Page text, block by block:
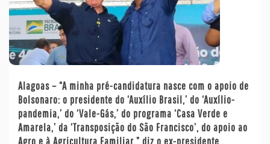
Alagoas – “A minha pré-candidatura nasce com o apoio de
Bolsonaro: o presidente do ‘Auxílio Brasil,’ do ‘Auxílio-
pandemia,’ do ‘Vale-Gás,’ do programa ‘Casa Verde e
Amarela,’ da ‘Transposição do São Francisco’, do apoio ao
Agro e à Agricultura Familiar,” diz o ex-presidente…